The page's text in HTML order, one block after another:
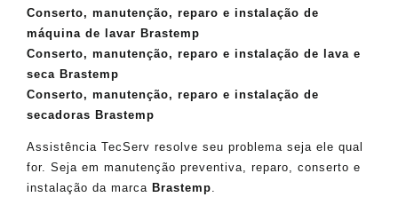
Conserto, manutenção, reparo e instalação de
máquina de lavar Brastemp
Conserto, manutenção, reparo e instalação de lava e
seca Brastemp
Conserto, manutenção, reparo e instalação de
secadoras Brastemp
Assistência TecServ resolve seu problema seja ele qual
for. Seja em manutenção preventiva, reparo, conserto e
instalação da marca Brastemp